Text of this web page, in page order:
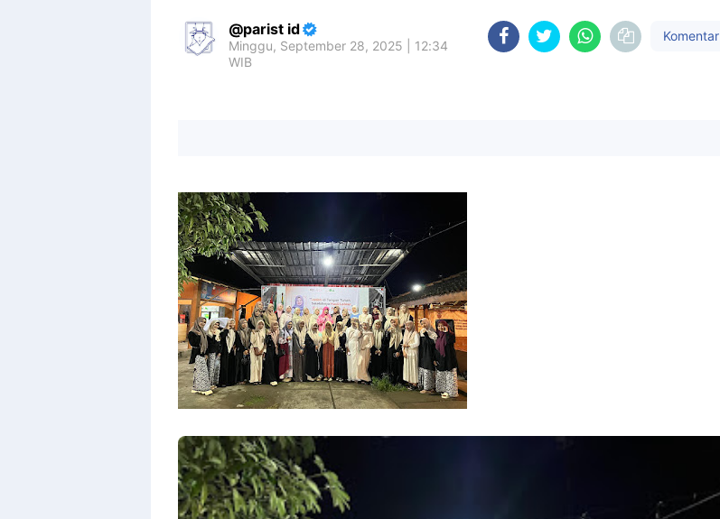
parist id
Minggu, September 28, 2025 | 12:34
WIB
Komentar